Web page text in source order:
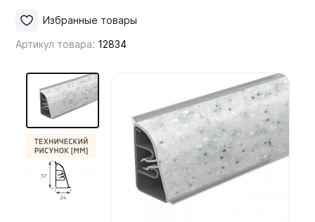
Мой ЭГГЕР
Мебельные образцы, каталоги
Артикул товара: 12834
Избранные товары